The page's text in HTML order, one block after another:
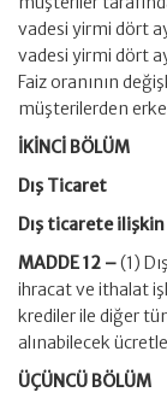
vadesi yirmi dört
vadesi yirmi dört
Faiz oranının
müşterilerden
İKİNCİ BÖLÜM
Dış Ticaret
Dış ticarete
MADDE 12 –(1)
ihracat ve ithalat
krediler ile diğer
alınabilecek
ÜÇÜNCÜ BÖLÜM